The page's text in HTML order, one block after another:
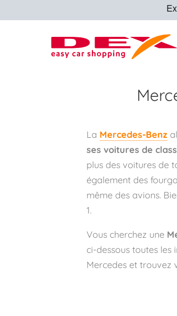
La Mercedes-Benz
ses voitures de
plus des voitures de
également des
même des avions.
1.
Vous cherchez une
ci-dessous toutes
Mercedes et trouvez